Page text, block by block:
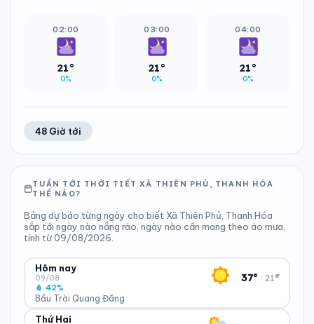
02:00
21°
0%
03:00
21°
0%
04:00
21°
0%
48 Giờ tới
TUẦN TỚI THỜI TIẾT XÃ THIÊN PHỦ, THANH HÓA
THẾ NÀO?
Bảng dự báo từng ngày cho biết Xã Thiên Phủ, Thanh Hóa
sắp tới ngày nào nắng ráo, ngày nào cần mang theo áo mưa,
tính từ 09/08/2026.
Hôm nay
09/08
Bầu Trời Quang Đãng
42%
37° 21°
▾
ĐỘ ẨM
Thứ Hai